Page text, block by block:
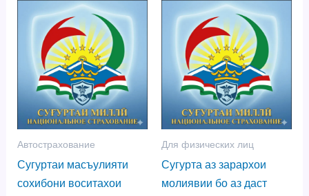
Автострахование
Сугуртаи масъулияти
сохибони воситахои
Для физических лиц
Сугурта аз зарархои
молиявии бо аз даст